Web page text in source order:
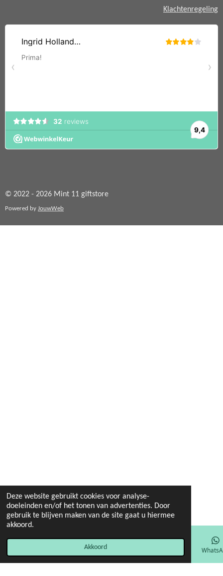
Deze website gebruikt cookies voor analyse-
doeleinden en/of het tonen van advertenties. Door
gebruik te blijven maken van de site gaat u hiermee
akkoord.
Akkoord
Klachtenregeling
© 2022 - 2026 Mint 11 giftstore
Powered by JouwWeb